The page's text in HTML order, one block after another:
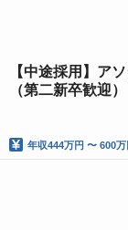
【中途採用】ア
（第二新卒歓迎）
年収444万円 〜 600万